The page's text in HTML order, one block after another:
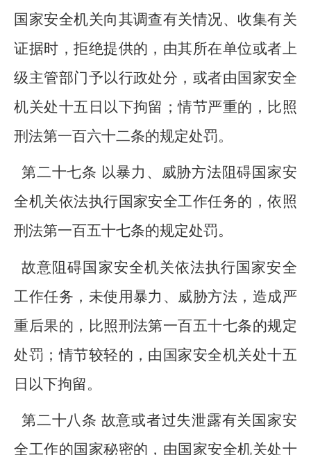
国家安全机关向其调查有关情况、收集有关
证据时，拒绝提供的，由其所在单位或者上
级主管部门予以行政处分，或者由国家安全
机关处十五日以下拘留；情节严重的，比照
刑法第一百六十二条的规定处罚。
第二十七条 以暴力、威胁方法阻碍国家安
全机关依法执行国家安全工作任务的，依照
刑法第一百五十七条的规定处罚。
故意阻碍国家安全机关依法执行国家安全
工作任务，未使用暴力、威胁方法，造成严
重后果的，比照刑法第一百五十七条的规定
处罚；情节较轻的，由国家安全机关处十五
日以下拘留。
第二十八条 故意或者过失泄露有关国家安
全工作的国家秘密的，由国家安全机关处十